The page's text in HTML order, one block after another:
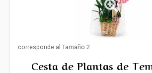
corresponde al Tamaño 2
Cesta de Plantas de